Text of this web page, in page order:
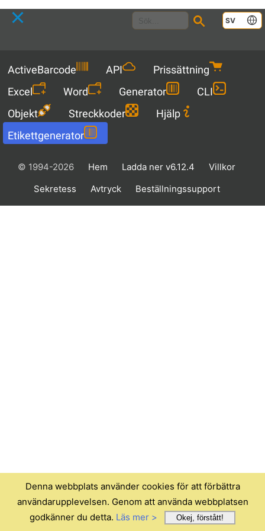
SV
ActiveBarcode API
Prissättning
Excel
Word Generator
CLI
Objekt
Streckkoder
Hjälp
Etikettgenerator
© 1994-2026 Hem Ladda ner v6.12.4
Villkor
Sekretess
Avtryck Beställningssupport
Denna webbplats använder cookies för att förbättra
användarupplevelsen. Genom att använda webbplatsen
godkänner du detta. Läs mer > Okej, förstått!